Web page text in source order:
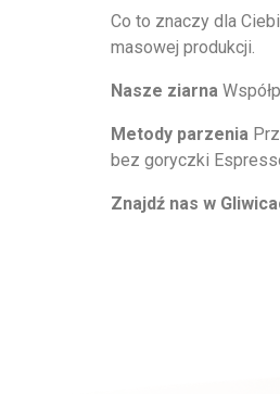
Co to znaczy dla
masowej produkcji.
Nasze ziarna
Metody parzenia
bez goryczki
Znajdź nas w